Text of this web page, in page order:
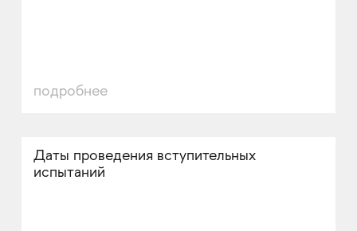
подробнее
Даты проведения вступительных
испытаний